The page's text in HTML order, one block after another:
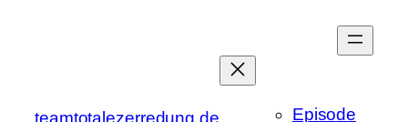
teamtotalezerredung.de
Episode